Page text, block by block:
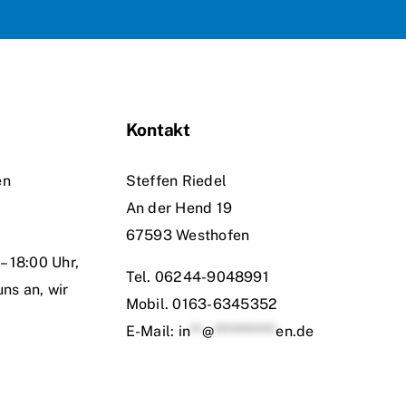
18:00 Uhr,
an, wir
Kontakt
Steffen Riedel
An der Hend 19
67593 Westhofen
Tel. 06244-9048991
Mobil.0163-6345352
E-Mail: in ** @***********en.de